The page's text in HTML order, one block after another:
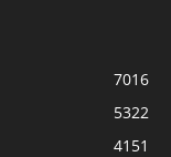
7016
5322
4151